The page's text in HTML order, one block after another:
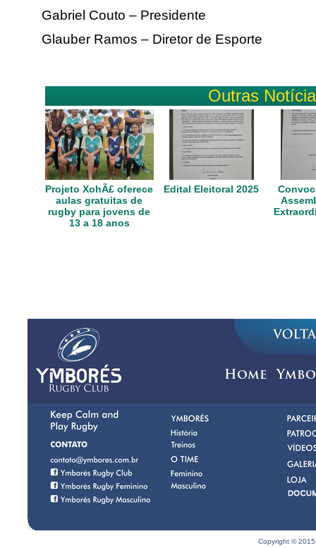
Gabriel Couto – Presidente
Glauber Ramos – Diretor de Esporte
Outras
Projeto XohÃ£ oferece
aulas gratuitas de
rugby para jovens de
13 a 18 anos
Edital Eleitoral 2025
Home
Copyright ©